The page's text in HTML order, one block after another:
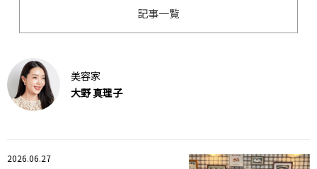
記事一覧
美容家
大野 真理子
2026.06.27